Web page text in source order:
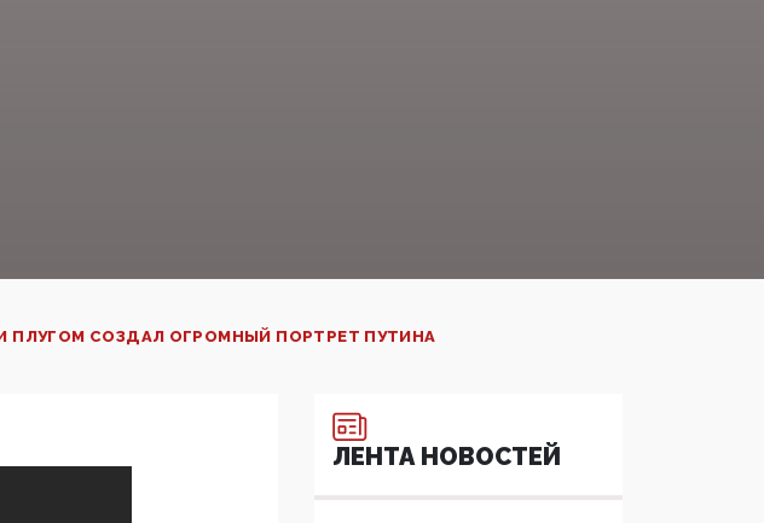
ПЛУГОМ СОЗДАЛ ОГРОМНЫЙ ПОРТРЕТ ПУТИНА‍
ЛЕНТА НОВОСТЕЙ